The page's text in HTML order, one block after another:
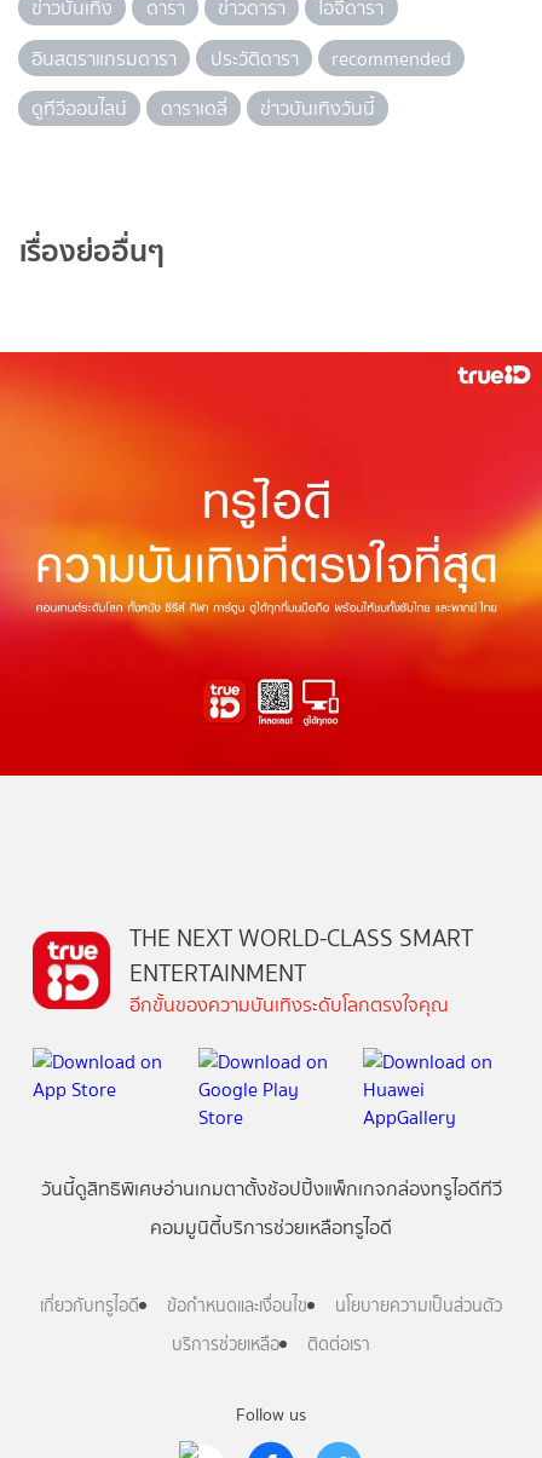
ข่าวบันเทิง ดารา ข่าวดารา
ไอจีดารา
อินสตราแกรมดารา
ประวัติดารา
recommended
ดูทีวีออนไลน์
ดาราเดลี่ ข่าวบันเทิงวันนี้
เรื่องย่ออื่นๆ
Follow us
THE NEXT WORLD-CLASS SMART
ENTERTAINMENT
อีกขั้นของความบันเทิงระดับโลกตรงใจคุณ
วันนี้ดูสิทธิพิเศษอ่านเกมตาตั้งช้อปปิ้งแพ็กเกจกล่องทรูไอดีทีวี
คอมมูนิตี้บริการช่วยเหลือทรูไอดี
เกี่ยวกับทรูไอดี ข้อกำหนดและเงื่อนไข
นโยบายความเป็นส่วนตัว
บริการช่วยเหลือ
ติดต่อเรา